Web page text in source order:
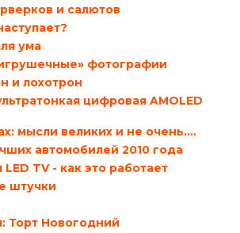
и салютов
ума
фотографии
и лохотрон
цифровая AMOLED
мысли великих и не очень….
автомобилей 2010 года
LED TV - как это работает
штучки
Торт Новогодний